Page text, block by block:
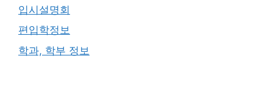
입시설명회
편입학정보
학과, 학부 정보